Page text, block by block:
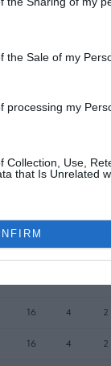
the Sale of my
processing my
Collection, Use,
that Is Unrelated